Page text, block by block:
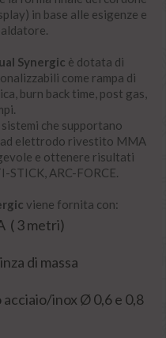
in base alle esigenze e
Synergic è dotata di
come rampa di
burn back time, post gas,
che supportano
ad elettrodo rivestito MMA
e ottenere risultati
STICK, ARC-FORCE.
viene fornita con:
( 3 metri)
di massa
inox Ø 0,6 e 0,8